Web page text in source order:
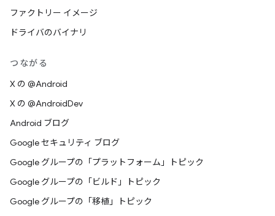
ファクトリー イメージ
ドライバのバイナリ
つながる
X の @Android
X の @AndroidDev
Android ブログ
Google セキュリティ ブログ
Google グループの「プラットフォーム」トピック
Google グループの「ビルド」トピック
Google グループの「移植」トピック